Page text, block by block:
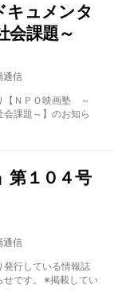
ュメンタ
会課題～
通信
【ＮＰＯ映画塾 ～
会課題～】のお知ら
第１０４号
通信
発行している情報誌
せです。 ※掲載してい